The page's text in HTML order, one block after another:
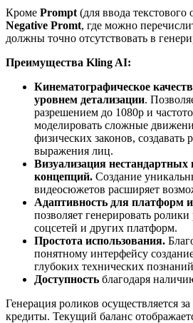
Кроме Prompt (для ввода текстового
Negative Promt, где можно
должны точно отсутствовать в
Преимущества Kling AI:
Кинематографическое
уровнем детализации.
разрешением до 1080p и
моделировать сложные
физических законов, создавать
выражения лиц.
Визуализация нестандартных
концепций. Создание
видеосюжетов расширяет
Адаптивность для платформ
позволяет генерировать
соцсетей и других платформ.
Простота использования.
понятному интерфейсу
глубоких технических
Доступность благодаря
Генерация роликов осуществляется
кредиты. Текущий баланс